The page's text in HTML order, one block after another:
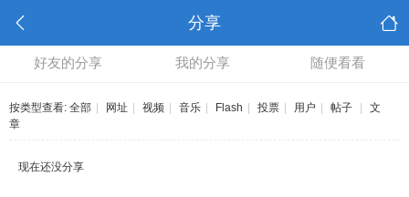
分享
好友的分享 我的分享 随便看看
按类型查看: 全部 网址 视频 音乐 Flash 投票 用户 帖子
文
章
现在还没分享